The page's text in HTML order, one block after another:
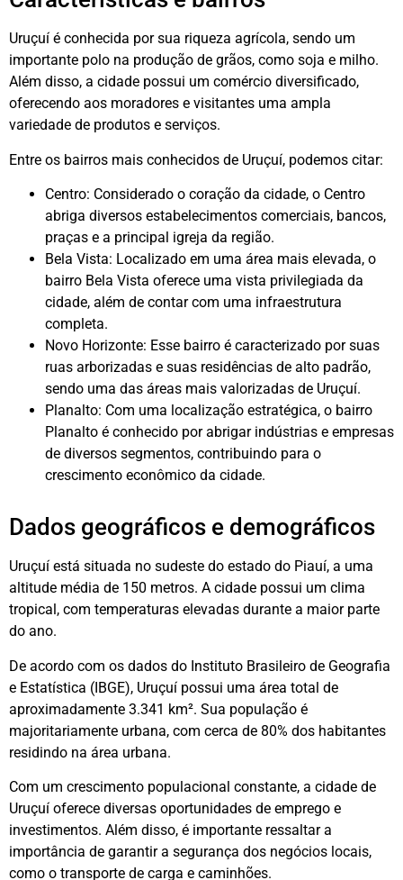
Uruçuí é conhecida por sua riqueza agrícola, sendo um
importante polo na produção de grãos, como soja e milho.
Além disso, a cidade possui um comércio diversificado,
oferecendo aos moradores e visitantes uma ampla
variedade de produtos e serviços.
Entre os bairros mais conhecidos de Uruçuí, podemos citar:
Centro: Considerado o coração da cidade, o Centro
abriga diversos estabelecimentos comerciais, bancos,
praças e a principal igreja da região.
Bela Vista: Localizado em uma área mais elevada, o
bairro Bela Vista oferece uma vista privilegiada da
cidade, além de contar com uma infraestrutura
completa.
Novo Horizonte: Esse bairro é caracterizado por suas
ruas arborizadas e suas residências de alto padrão,
sendo uma das áreas mais valorizadas de Uruçuí.
Planalto: Com uma localização estratégica, o bairro
Planalto é conhecido por abrigar indústrias e empresas
de diversos segmentos, contribuindo para o
crescimento econômico da cidade.
Dados geográficos e demográficos
Uruçuí está situada no sudeste do estado do Piauí, a uma
altitude média de 150 metros. A cidade possui um clima
tropical, com temperaturas elevadas durante a maior parte
do ano.
De acordo com os dados do Instituto Brasileiro de Geografia
e Estatística (IBGE), Uruçuí possui uma área total de
aproximadamente 3.341 km². Sua população é
majoritariamente urbana, com cerca de 80% dos habitantes
residindo na área urbana.
Com um crescimento populacional constante, a cidade de
Uruçuí oferece diversas oportunidades de emprego e
investimentos. Além disso, é importante ressaltar a
importância de garantir a segurança dos negócios locais,
como o transporte de carga e caminhões.